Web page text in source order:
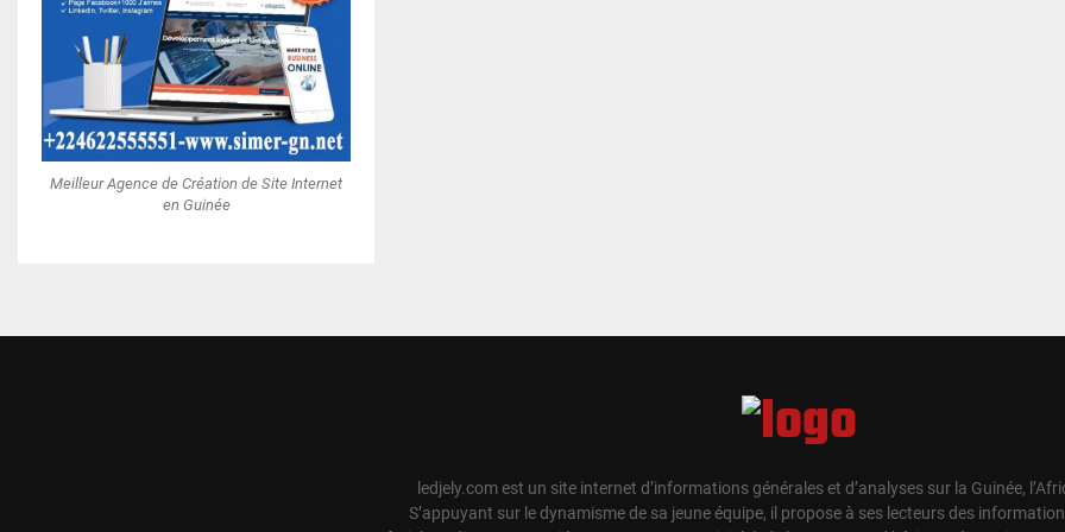
Meilleur Agence de Création de Site Internet
en Guinée
ledjely.com est un site internet d’informations générales et d’analyses sur la Guinée,
S’appuyant sur le dynamisme de sa jeune équipe, il propose à ses lecteurs des